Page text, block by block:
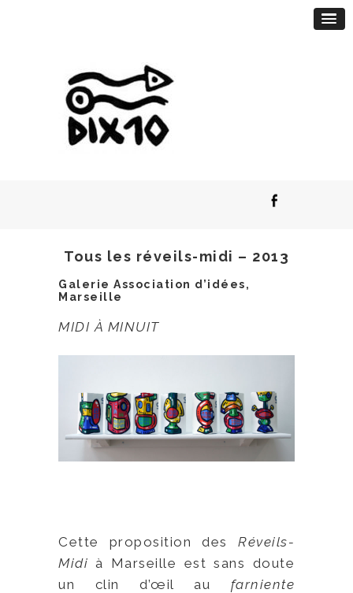
Tous les réveils-midi – 2013
Galerie Association d’idées,
Marseille
MIDI À MINUIT
Cette proposition des Réveils-
Midi à Marseille est sans doute
un clin d’œil au farniente